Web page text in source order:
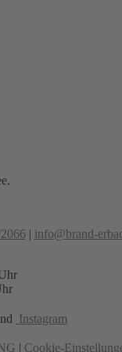
| info@brand-
Instagram
| Cookie-